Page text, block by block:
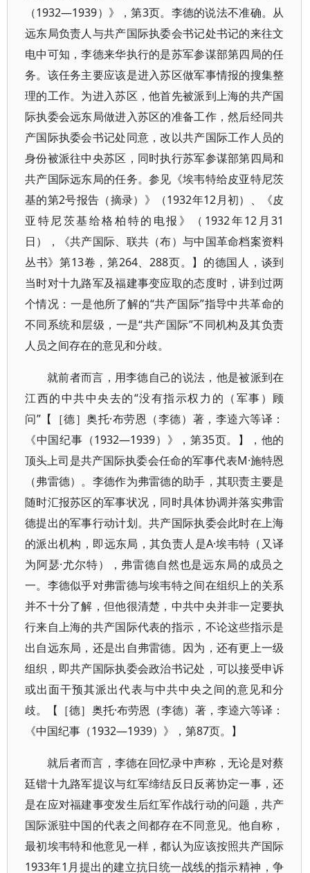
（1932—1939）》，第3页。李德的说法不准确。从
远东局负责人与共产国际执委会书记处书记的来往文
电中可知，李德来华执行的是苏军参谋部第四局的任
务。该任务主要应该是进入苏区做军事情报的搜集整
理的工作。为进入苏区，他首先被派到上海的共产国
际执委会远东局做进入苏区的准备工作，然后经同共
产国际执委会书记处同意，改以共产国际工作人员的
身份被派往中央苏区，同时执行苏军参谋部第四局和
共产国际远东局的任务。参见《埃韦特给皮亚特尼茨
基的第2号报告（摘录）》（1932年12月初）、《皮
亚特尼茨基给格柏特的电报》（1932年12月31
日），《共产国际、联共（布）与中国革命档案资料
丛书》第13卷，第264、288页。】的德国人，谈到
当时对十九路军及福建事变应取的态度时，讲到过两
个情况：一是他所了解的“共产国际”指导中共革命的
不同系统和层级，一是“共产国际”不同机构及其负责
人员之间存在的意见和分歧。
就前者而言，用李德自己的说法，他是被派到在
江西的中共中央去的“没有指示权力的（军事）顾
问”【［德］奥托·布劳恩（李德）著，李逵六等译：
《中国纪事（1932—1939）》，第35页。】，他的
顶头上司是共产国际执委会任命的军事代表M·施特恩
（弗雷德）。李德作为弗雷德的助手，其职责主要是
随时汇报苏区的军事状况，同时具体协调并落实弗雷
德提出的军事行动计划。共产国际执委会此时在上海
的派出机构，即远东局，其负责人是A·埃韦特（又译
为阿瑟·尤尔特），弗雷德自然也是远东局的成员之
一。李德似乎对弗雷德与埃韦特之间在组织上的关系
并不十分了解，但他很清楚，中共中央并非一定要执
行来自上海的共产国际代表的指示，不论这些指示是
出自远东局，还是出自弗雷德。因为，还有更上一级
组织，即共产国际执委会政治书记处，可以接受申诉
或出面干预其派出代表与中共中央之间的意见和分
歧。【［德］奥托·布劳恩（李德）著，李逵六等译：
《中国纪事（1932—1939）》，第87页。】
就后者而言，李德在回忆录中声称，无论是对蔡
廷锴十九路军提议与红军缔结反日反蒋协定一事，还
是在应对福建事变发生后红军作战行动的问题，共产
国际派驻中国的代表之间都存在不同意见。他自称，
最初埃韦特和他意见一样，都认为应该按照共产国际
1933年1月提出的建立抗日统一战线的指示精神，争